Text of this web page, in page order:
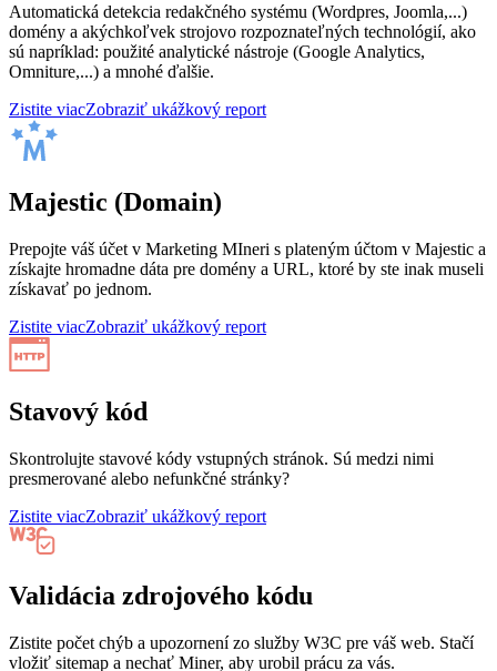
Automatická detekcia redakčného systému (Wordpres, Joomla,...)
domény a akýchkoľvek strojovo rozpoznateľných technológií, ako
sú napríklad: použité analytické nástroje (Google Analytics,
Omniture,...) a mnohé ďalšie.
Zistite viacZobraziť ukážkový report
Majestic (Domain)
Prepojte váš účet v Marketing MIneri s plateným účtom v Majestic a
získajte hromadne dáta pre domény a URL, ktoré by ste inak museli
získavať po jednom.
Zistite viacZobraziť ukážkový report
Stavový kód
Skontrolujte stavové kódy vstupných stránok. Sú medzi nimi
presmerované alebo nefunkčné stránky?
Zistite viacZobraziť ukážkový report
Validácia zdrojového kódu
Zistite počet chýb a upozornení zo služby W3C pre váš web. Stačí
vložiť sitemap a nechať Miner, aby urobil prácu za vás.